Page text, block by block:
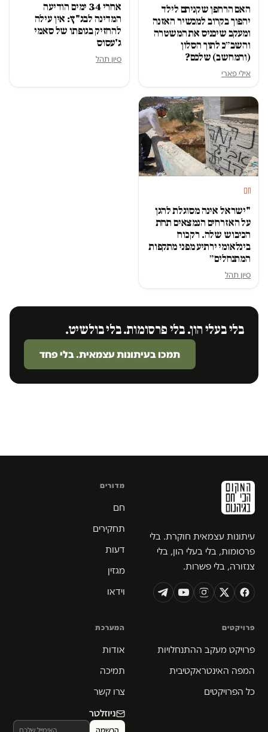
האם הרחפן שקניתם לילד
יהפוך בקרוב למכשיר האזנה
ומעקב שיכניס את המשטרה
והשב״כ לתוך הסלון
(והמחשב) שלכם?
אילי פארי
אחרי 34 ימים הודיעה
המדינה לבג"ץ: אין עילה
להחזיק בגופתו של סאמי
ג'עסוס
סיון תהל
חם
"ישראל אינה מסוגלת להגן
על האזרחים הנמצאים תחת
הכיבוש שלה. רק כוח
בינלאומי ירתיע מפני מתקפות
המתנחלים״
סיון תהל
בלי בעלי הון. בלי פרסומות. בלי בולשיט.
תמכו בעיתונות עצמאית. בלי פחד
עיתונות עצמאית חוקרת. בלי
פרסומות, בלי בעלי הון, בלי
צנזורה, בלי פשרות.
מדורים
חם
תחקירים
דעות
מגזין
וידאו
פרויקטים
פרויקט מעקב ההתנחלויות
המפה האינטראקטיבית
כל הפרויקטים
המערכת
אודות
תמיכה
צרו קשר
ניוזלטר